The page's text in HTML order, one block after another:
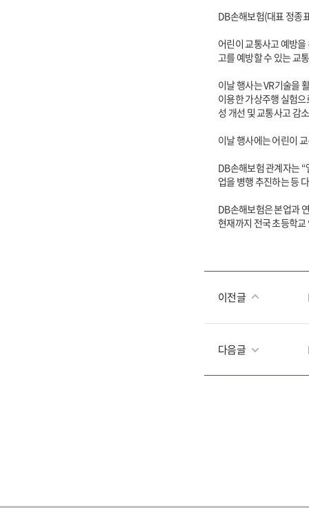
DB손해보험(대표 정종
어린이 교통사고 예방
고를 예방할 수 있는 교
이날 행사는 VR기술을
이용한 가상주행 실험
성 개선 및 교통사고 감
이날 행사에는 어린이
DB손해보험 관계자는
업을 병행 추진하는 등
DB손해보험은 본업과
현재까지 전국 초등학
이전글
다음글